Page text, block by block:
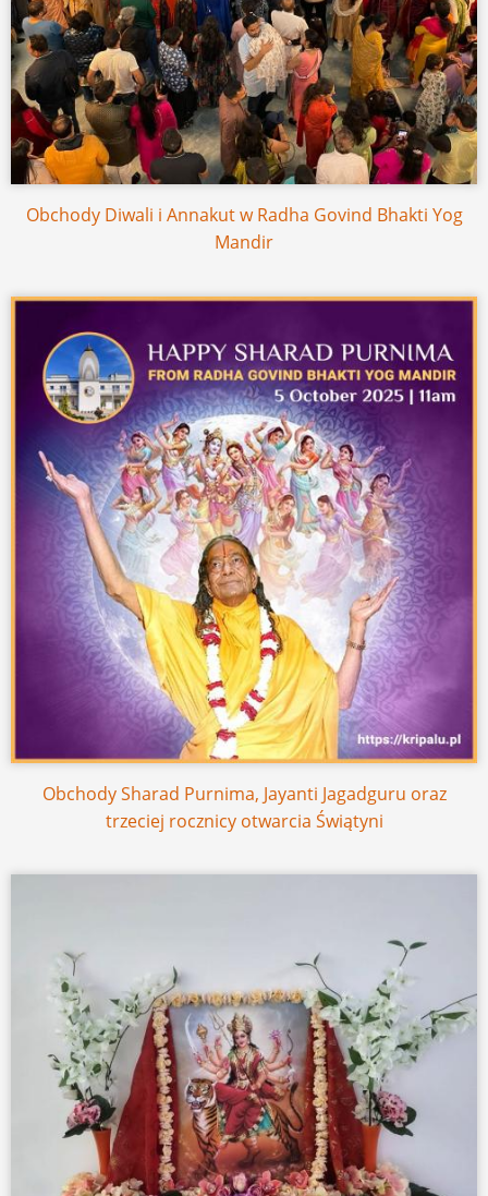
Obchody Diwali i Annakut w Radha Govind Bhakti Yog
Mandir
Obchody Sharad Purnima, Jayanti Jagadguru oraz
trzeciej rocznicy otwarcia Świątyni